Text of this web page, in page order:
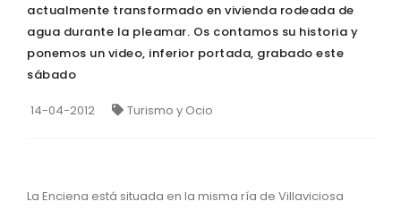
actualmente transformado en vivienda rodeada de
agua durante la pleamar. Os contamos su historia y
ponemos un video, inferior portada, grabado este
sábado
14-04-2012 Turismo y Ocio
La Enciena está situada en la misma ría de Villaviciosa